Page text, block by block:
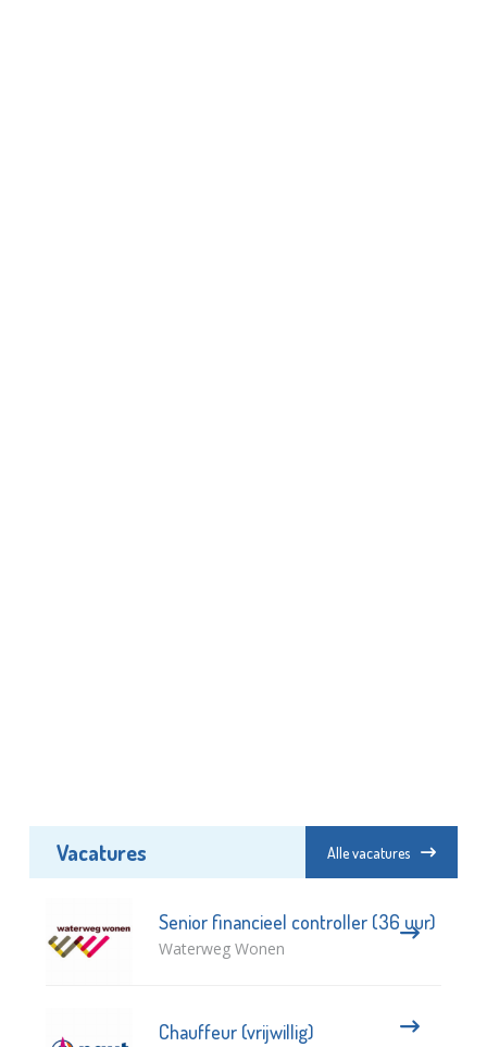
Vacatures Alle vacatures
Senior financieel controller (36 uur)
Waterweg Wonen
Chauffeur (vrijwillig)